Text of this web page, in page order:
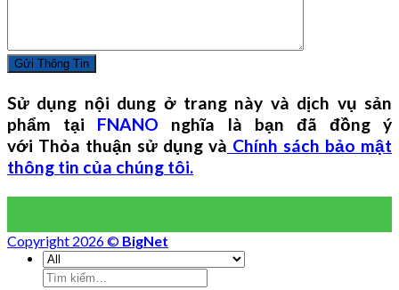
Sử dụng nội dung ở trang này và dịch vụ sản
phẩm tại
FNANO nghĩa là bạn đã đồng ý
với Thỏa thuận sử dụng và Chính sách bảo mật
thông tin của chúng tôi.
Copyright 2026 © BigNet